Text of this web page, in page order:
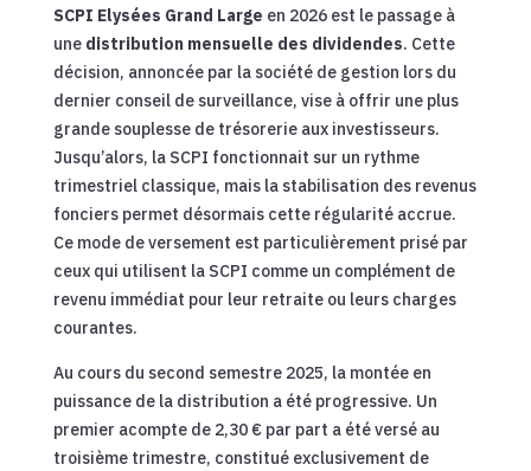
SCPI Elysées Grand Large en 2026 est le passage à
une distribution mensuelle des dividendes. Cette
décision, annoncée par la société de gestion lors du
dernier conseil de surveillance, vise à offrir une plus
grande souplesse de trésorerie aux investisseurs.
Jusqu’alors, la SCPI fonctionnait sur un rythme
trimestriel classique, mais la stabilisation des revenus
fonciers permet désormais cette régularité accrue.
Ce mode de versement est particulièrement prisé par
ceux qui utilisent la SCPI comme un complément de
revenu immédiat pour leur retraite ou leurs charges
courantes.
Au cours du second semestre 2025, la montée en
puissance de la distribution a été progressive. Un
premier acompte de 2,30 € par part a été versé au
troisième trimestre, constitué exclusivement de